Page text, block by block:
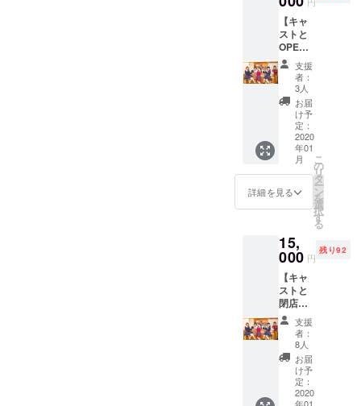
着・浴
衣・私
服の３
セット
※望まひ
ろのみ
水着な
し（浴
衣と私
服をプ
ラスで
お入れ
いたし
ます）
※複数購
スト選
択希望
の場合
は、2人
目以降
のキャ
ストを
備考欄
に記載
いただ
きます
ようお
願いい
ツー
ショッ
トチェ
キはメ
ニュー
にござ
いませ
ん！ ※
ワンド
リンク
は、オ
リジナ
ルドリ
ンク可
能で
にお声
がけく
ださ
い。 ※
ご入場
の際
に、ご
支援画
面のご
確認を
させて
いただ
きま
【キャ
ストと
OPEN
準備体
験】
コース
お客様
をお出
迎えす
る前
の、
OPEN
準備を
キャス
トに教
えても
がら体
験でき
るプラ
ン！
（お疲
れ様10
秒動
画・休
憩付き
※1時間
チャー
ジ無料
券付
支援
者：
3人
お届
け予
定：
2020
年01
月
詳細を見る
こ
の
リ
タ
ー
ン
を
選
択
す
る
15,
000 円
残り92
【キャ
ストと
閉店作
業体
験】
コース
閉店作
業を
キャス
トに教
支援
者：
8人
お届
け予
定：
2020